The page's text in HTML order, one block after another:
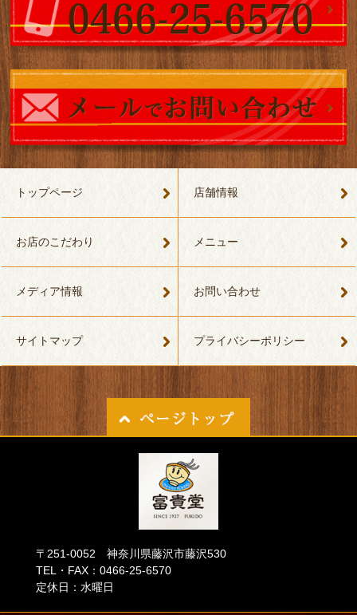
トップページ 店舗情報
お店のこだわり メニュー
メディア情報 お問い合わせ
サイトマップ プライバシーポリシー
〒251-0052 神奈川県藤沢市藤沢530
TEL・FAX：0466-25-6570
定休日：水曜日